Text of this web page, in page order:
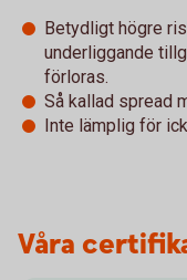
Betydligt högre
underliggande
förloras.
Så kallad spread
Inte lämplig för
Våra